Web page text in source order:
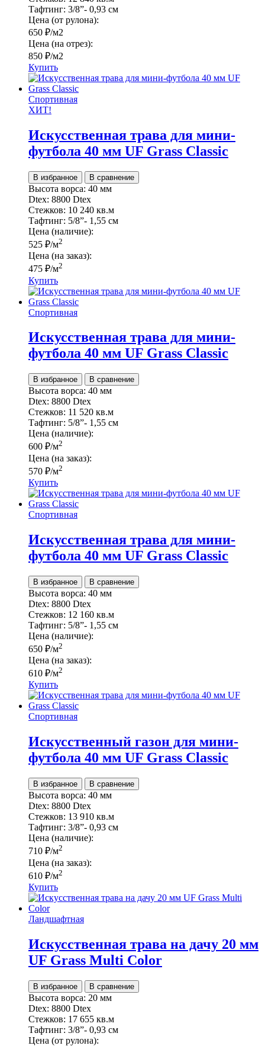
Тафтинг: 3/8”- 0,93 см
Цена (от рулона):
650 ₽/м2
Цена (на отрез):
850 ₽/м2
Купить
Спортивная
ХИТ!
Искусственная трава для мини-
футбола 40 мм UF Grass Classic
В избранное В сравнение
Высота ворса: 40 мм
Dtex: 8800 Dtex
Стежков: 10 240 кв.м
Тафтинг: 5/8”- 1,55 см
Цена (наличие):
525 ₽/м2
Цена (на заказ):
475 ₽/м2
Купить
Спортивная
Искусственная трава для мини-
футбола 40 мм UF Grass Classic
В избранное В сравнение
Высота ворса: 40 мм
Dtex: 8800 Dtex
Стежков: 11 520 кв.м
Тафтинг: 5/8”- 1,55 см
Цена (наличие):
600 ₽/м2
Цена (на заказ):
570 ₽/м2
Купить
Спортивная
Искусственная трава для мини-
футбола 40 мм UF Grass Classic
В избранное В сравнение
Высота ворса: 40 мм
Dtex: 8800 Dtex
Стежков: 12 160 кв.м
Тафтинг: 5/8”- 1,55 см
Цена (наличие):
650 ₽/м2
Цена (на заказ):
610 ₽/м2
Купить
Спортивная
Искусственный газон для мини-
футбола 40 мм UF Grass Classic
В избранное В сравнение
Высота ворса: 40 мм
Dtex: 8800 Dtex
Стежков: 13 910 кв.м
Тафтинг: 3/8”- 0,93 см
Цена (наличие):
710 ₽/м2
Цена (на заказ):
610 ₽/м2
Купить
Ландшафтная
Искусственная трава на дачу 20 мм
UF Grass Multi Color
В избранное В сравнение
Высота ворса: 20 мм
Dtex: 8800 Dtex
Стежков: 17 655 кв.м
Тафтинг: 3/8”- 0,93 см
Цена (от рулона):